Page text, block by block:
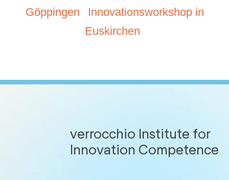
Göppingen
Innovationsworkshop in
Euskirchen
verrocchio Institute for
Innovation Competence